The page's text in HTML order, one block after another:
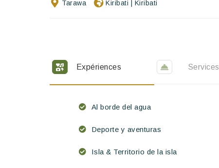
Tarawa Kiribati Kiribati
Expériences Services
Al borde del agua
Deporte y aventuras
Isla & Territorio de la isla